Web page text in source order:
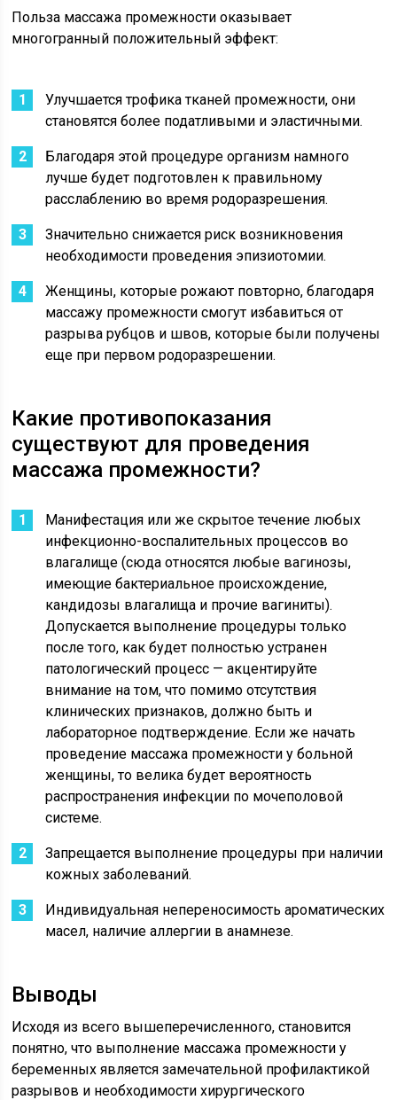
Польза массажа промежности оказывает
многогранный положительный эффект:
Улучшается трофика тканей промежности, они
становятся более податливыми и эластичными.
Благодаря этой процедуре организм намного
лучше будет подготовлен к правильному
расслаблению во время родоразрешения.
Значительно снижается риск возникновения
необходимости проведения эпизиотомии.
Женщины, которые рожают повторно, благодаря
массажу промежности смогут избавиться от
разрыва рубцов и швов, которые были получены
еще при первом родоразрешении.
Какие противопоказания
существуют для проведения
массажа промежности?
Манифестация или же скрытое течение любых
инфекционно-воспалительных процессов во
влагалище (сюда относятся любые вагинозы,
имеющие бактериальное происхождение,
кандидозы влагалища и прочие вагиниты).
Допускается выполнение процедуры только
после того, как будет полностью устранен
патологический процесс — акцентируйте
внимание на том, что помимо отсутствия
клинических признаков, должно быть и
лабораторное подтверждение. Если же начать
проведение массажа промежности у больной
женщины, то велика будет вероятность
распространения инфекции по мочеполовой
системе.
Запрещается выполнение процедуры при наличии
кожных заболеваний.
Индивидуальная непереносимость ароматических
масел, наличие аллергии в анамнезе.
Выводы
Исходя из всего вышеперечисленного, становится
понятно, что выполнение массажа промежности у
беременных является замечательной профилактикой
разрывов и необходимости хирургического